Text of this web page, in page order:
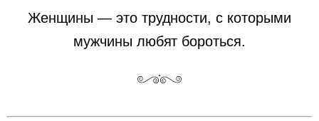
Женщины — это трудности, с которыми
мужчины любят бороться.